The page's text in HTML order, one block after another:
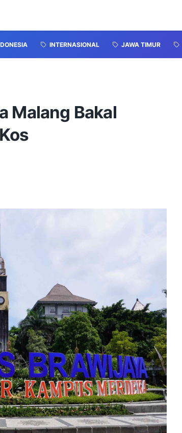
INTERNASIONAL JAWA TIMUR
Malang Bakal